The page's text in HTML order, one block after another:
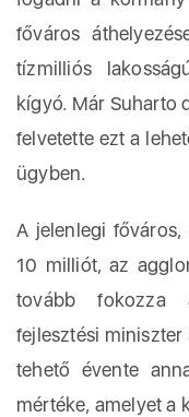
főváros
tízmilliós
kígyó. Már Suharto
felvetette ezt a
ügyben.
A jelenlegi főváros,
10 milliót, az
tovább fokozza
fejlesztési
tehető évente
mértéke, amelyet a